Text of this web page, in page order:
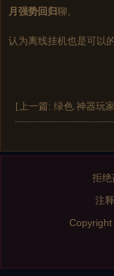
月强势回归聊。
认为离线挂机也是可以的
[上一篇: 绿色.神器玩
拒绝
注